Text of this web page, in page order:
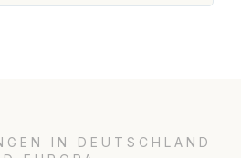
IN DEUTSCHLAND